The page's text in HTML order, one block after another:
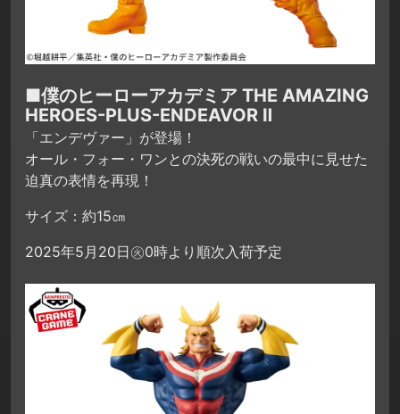
■僕のヒーローアカデミア THE AMAZING
HEROES-PLUS-ENDEAVOR Ⅱ
「エンデヴァー」が登場！
オール・フォー・ワンとの決死の戦いの最中に見せた
迫真の表情を再現！
サイズ：約15㎝
2025年5月20日㊋0時より順次入荷予定